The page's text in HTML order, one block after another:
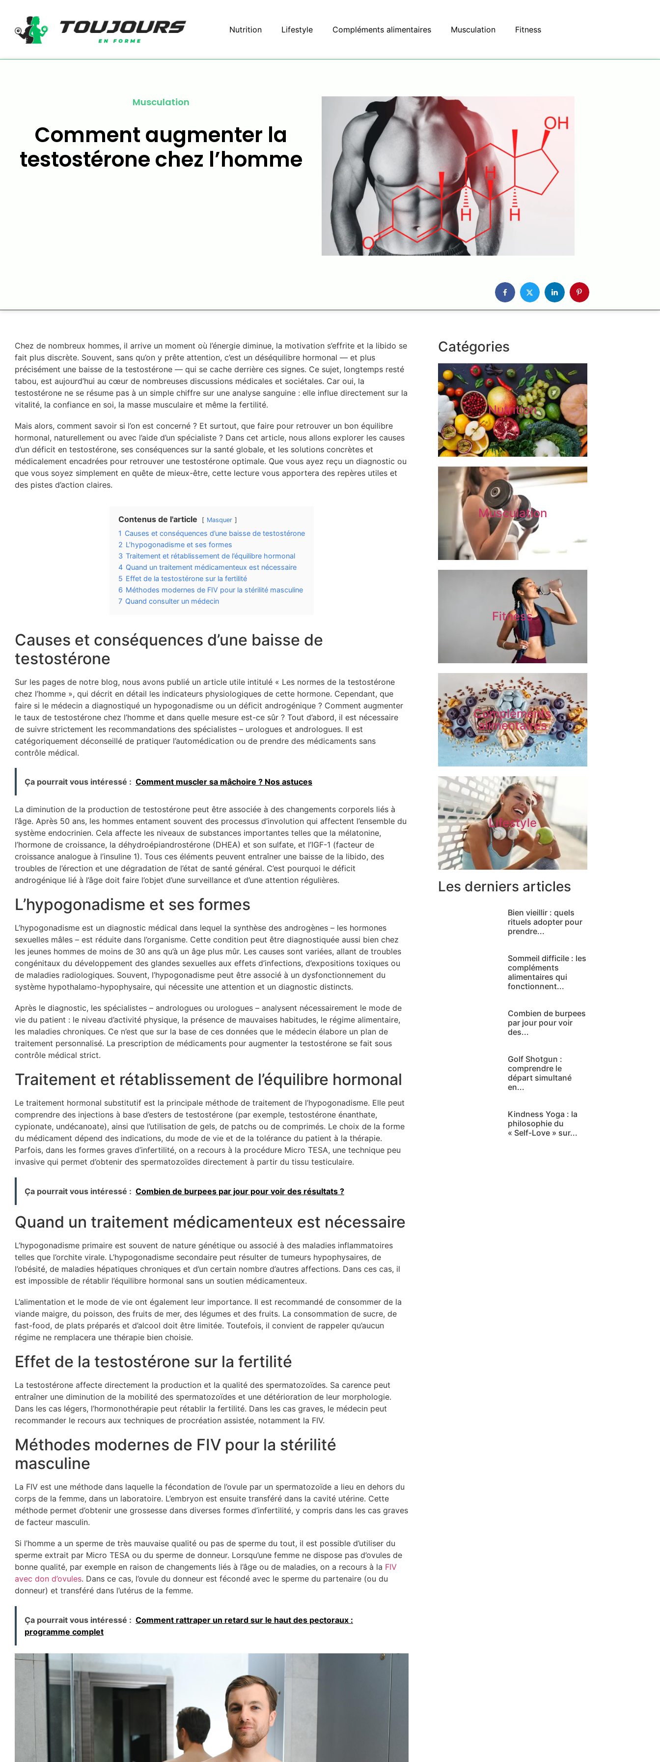
Nutrition Lifestyle Compléments alimentaires Musculation Fitness
Musculation
Comment augmenter la
testostérone chez l’homme
Chez de nombreux hommes, il arrive un moment où l’énergie diminue, la motivation s’effrite et la libido se
fait plus discrète. Souvent, sans qu’on y prête attention, c’est un déséquilibre hormonal — et plus
précisément une baisse de la testostérone — qui se cache derrière ces signes. Ce sujet, longtemps resté
tabou, est aujourd’hui au cœur de nombreuses discussions médicales et sociétales. Car oui, la
testostérone ne se résume pas à un simple chiffre sur une analyse sanguine : elle influe directement sur la
vitalité, la confiance en soi, la masse musculaire et même la fertilité.
Mais alors, comment savoir si l’on est concerné ? Et surtout, que faire pour retrouver un bon équilibre
hormonal, naturellement ou avec l’aide d’un spécialiste ? Dans cet article, nous allons explorer les causes
d’un déficit en testostérone, ses conséquences sur la santé globale, et les solutions concrètes et
médicalement encadrées pour retrouver une testostérone optimale. Que vous ayez reçu un diagnostic ou
que vous soyez simplement en quête de mieux-être, cette lecture vous apportera des repères utiles et
des pistes d’action claires.
Contenus de l'article Masquer
1 Causes et conséquences d’une baisse de testostérone
2 L’hypogonadisme et ses formes
3 Traitement et rétablissement de l’équilibre hormonal
4 Quand un traitement médicamenteux est nécessaire
5 Effet de la testostérone sur la fertilité
6 Méthodes modernes de FIV pour la stérilité masculine
7 Quand consulter un médecin
Causes et conséquences d’une baisse de
testostérone
Sur les pages de notre blog, nous avons publié un article utile intitulé « Les normes de la testostérone
chez l’homme », qui décrit en détail les indicateurs physiologiques de cette hormone. Cependant, que
faire si le médecin a diagnostiqué un hypogonadisme ou un déficit androgénique ? Comment augmenter
le taux de testostérone chez l’homme et dans quelle mesure est-ce sûr ? Tout d’abord, il est nécessaire
de suivre strictement les recommandations des spécialistes – urologues et andrologues. Il est
catégoriquement déconseillé de pratiquer l’automédication ou de prendre des médicaments sans
contrôle médical.
Ça pourrait vous intéressé : Comment muscler sa mâchoire ? Nos astuces
La diminution de la production de testostérone peut être associée à des changements corporels liés à
l’âge. Après 50 ans, les hommes entament souvent des processus d’involution qui affectent l’ensemble du
système endocrinien. Cela affecte les niveaux de substances importantes telles que la mélatonine,
l’hormone de croissance, la déhydroépiandrostérone (DHEA) et son sulfate, et l’IGF-1 (facteur de
croissance analogue à l’insuline 1). Tous ces éléments peuvent entraîner une baisse de la libido, des
troubles de l’érection et une dégradation de l’état de santé général. C’est pourquoi le déficit
androgénique lié à l’âge doit faire l’objet d’une surveillance et d’une attention régulières.
L’hypogonadisme et ses formes
L’hypogonadisme est un diagnostic médical dans lequel la synthèse des androgènes – les hormones
sexuelles mâles – est réduite dans l’organisme. Cette condition peut être diagnostiquée aussi bien chez
les jeunes hommes de moins de 30 ans qu’à un âge plus mûr. Les causes sont variées, allant de troubles
congénitaux du développement des glandes sexuelles aux effets d’infections, d’expositions toxiques ou
de maladies radiologiques. Souvent, l’hypogonadisme peut être associé à un dysfonctionnement du
système hypothalamo-hypophysaire, qui nécessite une attention et un diagnostic distincts.
Après le diagnostic, les spécialistes – andrologues ou urologues – analysent nécessairement le mode de
vie du patient : le niveau d’activité physique, la présence de mauvaises habitudes, le régime alimentaire,
les maladies chroniques. Ce n’est que sur la base de ces données que le médecin élabore un plan de
traitement personnalisé. La prescription de médicaments pour augmenter la testostérone se fait sous
contrôle médical strict.
Traitement et rétablissement de l’équilibre hormonal
Le traitement hormonal substitutif est la principale méthode de traitement de l’hypogonadisme. Elle peut
comprendre des injections à base d’esters de testostérone (par exemple, testostérone énanthate,
cypionate, undécanoate), ainsi que l’utilisation de gels, de patchs ou de comprimés. Le choix de la forme
du médicament dépend des indications, du mode de vie et de la tolérance du patient à la thérapie.
Parfois, dans les formes graves d’infertilité, on a recours à la procédure Micro TESA, une technique peu
invasive qui permet d’obtenir des spermatozoïdes directement à partir du tissu testiculaire.
Ça pourrait vous intéressé : Combien de burpees par jour pour voir des résultats ?
Quand un traitement médicamenteux est nécessaire
L’hypogonadisme primaire est souvent de nature génétique ou associé à des maladies inflammatoires
telles que l’orchite virale. L’hypogonadisme secondaire peut résulter de tumeurs hypophysaires, de
l’obésité, de maladies hépatiques chroniques et d’un certain nombre d’autres affections. Dans ces cas, il
est impossible de rétablir l’équilibre hormonal sans un soutien médicamenteux.
L’alimentation et le mode de vie ont également leur importance. Il est recommandé de consommer de la
viande maigre, du poisson, des fruits de mer, des légumes et des fruits. La consommation de sucre, de
fast-food, de plats préparés et d’alcool doit être limitée. Toutefois, il convient de rappeler qu’aucun
régime ne remplacera une thérapie bien choisie.
Effet de la testostérone sur la fertilité
La testostérone affecte directement la production et la qualité des spermatozoïdes. Sa carence peut
entraîner une diminution de la mobilité des spermatozoïdes et une détérioration de leur morphologie.
Dans les cas légers, l’hormonothérapie peut rétablir la fertilité. Dans les cas graves, le médecin peut
recommander le recours aux techniques de procréation assistée, notamment la FIV.
Méthodes modernes de FIV pour la stérilité
masculine
La FIV est une méthode dans laquelle la fécondation de l’ovule par un spermatozoïde a lieu en dehors du
corps de la femme, dans un laboratoire. L’embryon est ensuite transféré dans la cavité utérine. Cette
méthode permet d’obtenir une grossesse dans diverses formes d’infertilité, y compris dans les cas graves
de facteur masculin.
Si l’homme a un sperme de très mauvaise qualité ou pas de sperme du tout, il est possible d’utiliser du
sperme extrait par Micro TESA ou du sperme de donneur. Lorsqu’une femme ne dispose pas d’ovules de
bonne qualité, par exemple en raison de changements liés à l’âge ou de maladies, on a recours à la FIV
avec don d’ovules. Dans ce cas, l’ovule du donneur est fécondé avec le sperme du partenaire (ou du
donneur) et transféré dans l’utérus de la femme.
Ça pourrait vous intéressé : Comment rattraper un retard sur le haut des pectoraux :
programme complet
Catégories
Nutrition
Musculation
Fitness
Compléments
alimentaires
Lifestyle
Les derniers articles
Bien vieillir : quels
rituels adopter pour
prendre...
Sommeil difficile : les
compléments
alimentaires qui
fonctionnent...
Combien de burpees
par jour pour voir
des...
Golf Shotgun :
comprendre le
départ simultané
en...
Kindness Yoga : la
philosophie du
« Self-Love » sur...